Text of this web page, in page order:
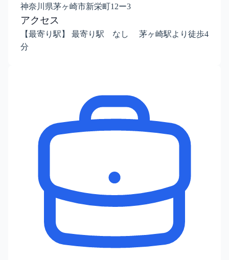
神奈川県茅ヶ崎市新栄町12ー3
アクセス
【最寄り駅】 最寄り駅 なし 茅ヶ崎駅より徒歩4
分